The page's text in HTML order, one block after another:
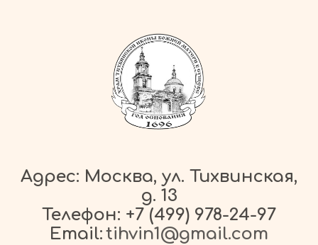
Адрес: Москва, ул. Тихвинская,
д. 13
Телефон: +7 (499) 978-24-97
Email:tihvin1@gmail.com